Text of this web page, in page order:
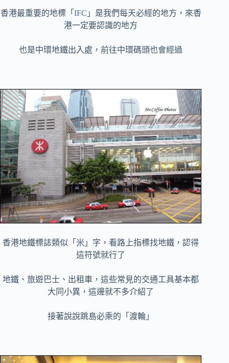
香港最重要的地標「 IFC 」是我們每天必經的地方，來香
港一定要認識的地方
也是中環地鐵出入處，前往中環碼頭也會經過
香港地鐵標誌類似「米」字，看路上指標找地鐵，認得
這符號就行了
地鐵、旅遊巴士、出租車，這些常見的交通工具基本都
大同小異，這邊就不多介紹了
接著說說跳島必乘的「渡輪」